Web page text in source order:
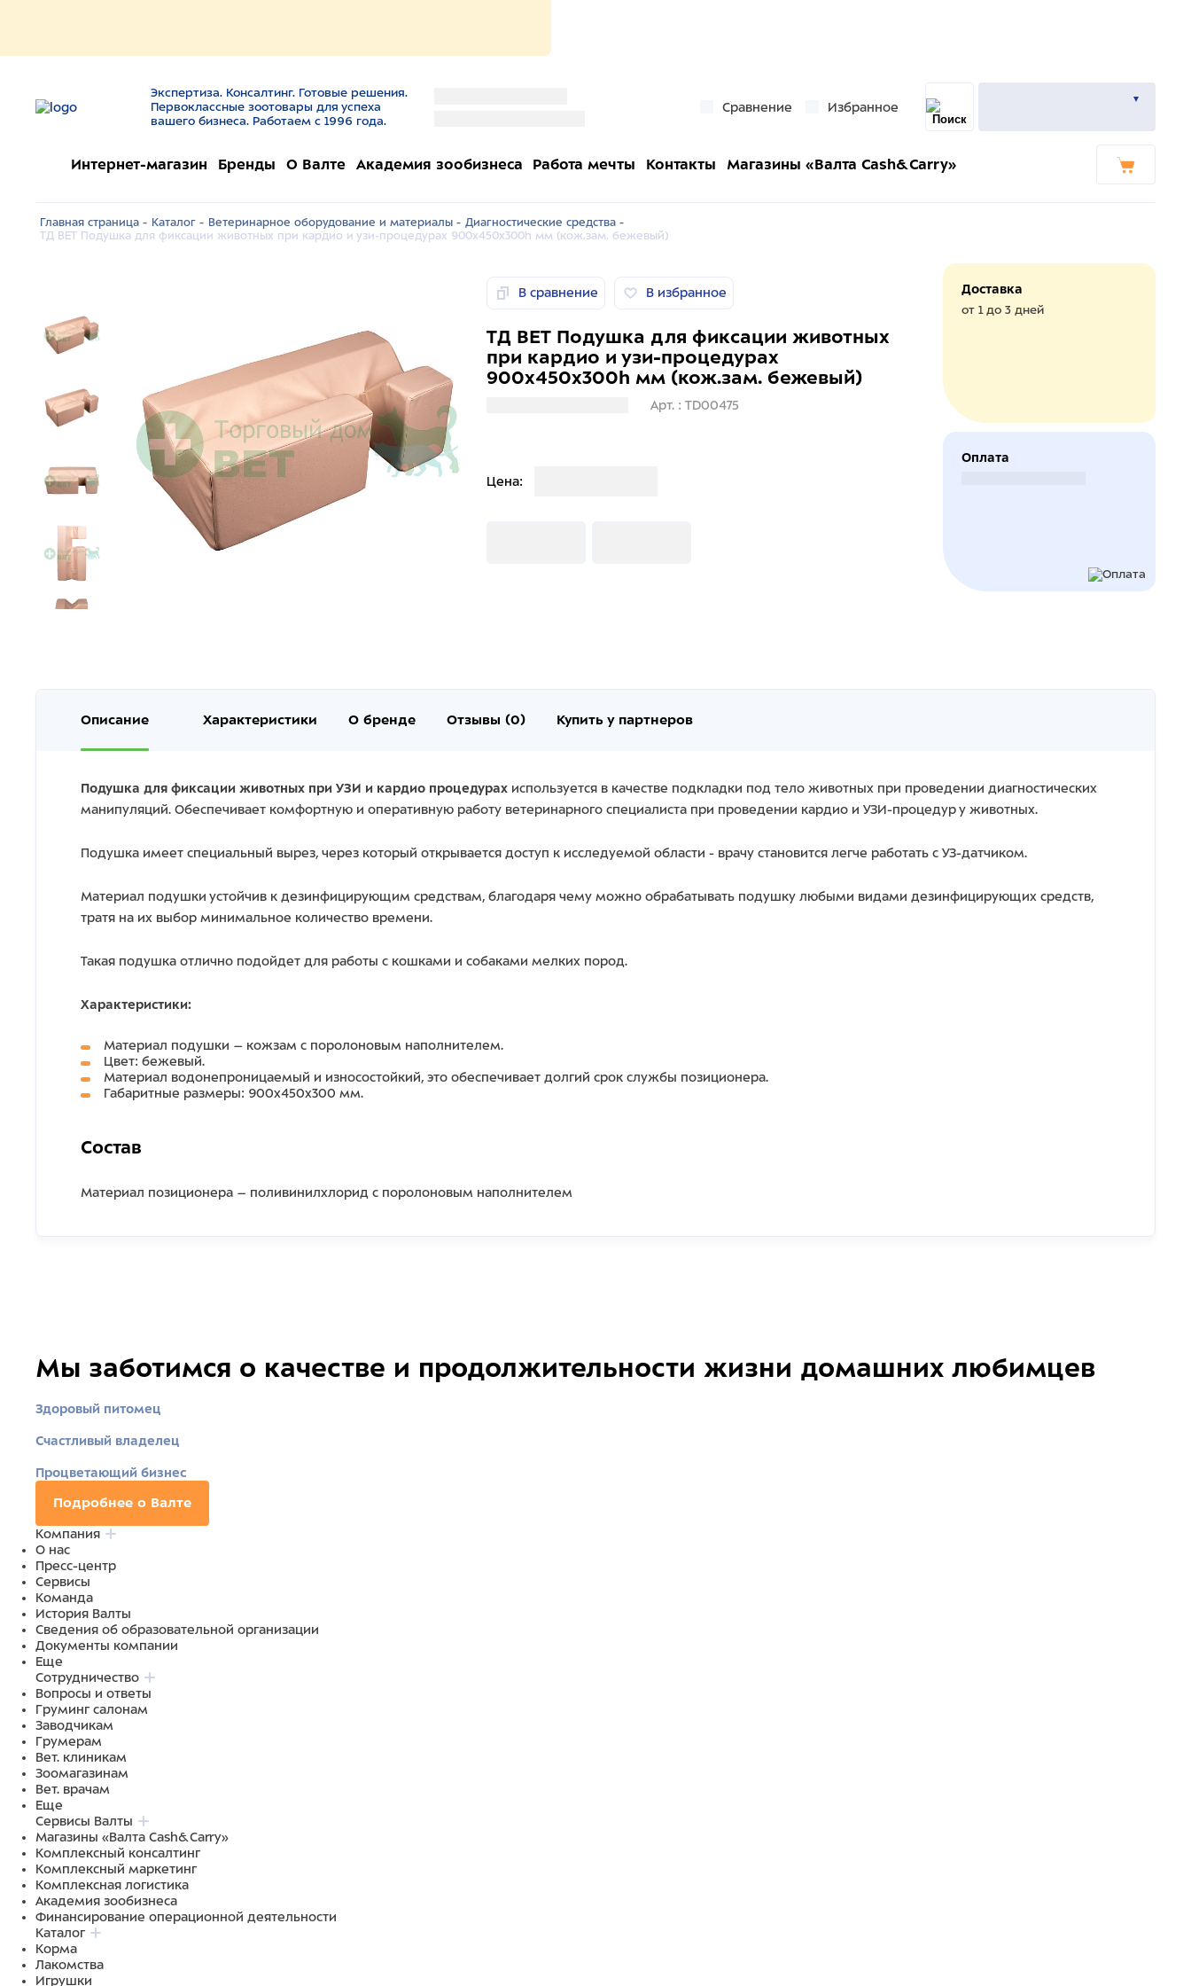
Экспертиза. Консалтинг. Готовые решения.
Первоклассные зоотовары для успеха
вашего бизнеса. Работаем с 1996 года.
Сравнение Избранное
Интернет-магазин Бренды О Валте Академия зообизнеса Работа мечты Контакты Магазины «Валта Cash&Carry»
Главная страница - Каталог - Ветеринарное оборудование и материалы - Диагностические средства -
ТД ВЕТ Подушка для фиксации животных при кардио и узи-процедурах 900х450х300h мм (кож.зам. бежевый)
В сравнение В избранное
ТД ВЕТ Подушка для фиксации животных
при кардио и узи-процедурах
900х450х300h мм (кож.зам. бежевый)
Арт. : TD00475
Цена:
Доставка
от 1 до 3 дней
Оплата
Описание Характеристики О бренде Отзывы (0) Купить у партнеров
Подушка для фиксации животных при УЗИ и кардио процедурах используется в качестве подкладки под тело животных при проведении диагностических
манипуляций. Обеспечивает комфортную и оперативную работу ветеринарного специалиста при проведении кардио и УЗИ-процедур у животных.
Подушка имеет специальный вырез, через который открывается доступ к исследуемой области - врачу становится легче работать с УЗ-датчиком.
Материал подушки устойчив к дезинфицирующим средствам, благодаря чему можно обрабатывать подушку любыми видами дезинфицирующих средств,
тратя на их выбор минимальное количество времени.
Такая подушка отлично подойдет для работы с кошками и собаками мелких пород.
Характеристики:
Материал подушки – кожзам с поролоновым наполнителем.
Цвет: бежевый.
Материал водонепроницаемый и износостойкий, это обеспечивает долгий срок службы позиционера.
Габаритные размеры: 900х450х300 мм.
Состав
Материал позиционера – поливинилхлорид с поролоновым наполнителем
Мы заботимся о качестве и продолжительности жизни домашних любимцев
Здоровый питомец
Счастливый владелец
Процветающий бизнес
Подробнее о Валте
Компания
О нас
Пресс-центр
Сервисы
Команда
История Валты
Сведения об образовательной организации
Документы компании
Еще
Сотрудничество
Вопросы и ответы
Груминг салонам
Заводчикам
Грумерам
Вет. клиникам
Зоомагазинам
Вет. врачам
Еще
Сервисы Валты
Магазины «Валта Cash&Carry»
Комплексный консалтинг
Комплексный маркетинг
Комплексная логистика
Академия зообизнеса
Финансирование операционной деятельности
Каталог
Корма
Лакомства
Игрушки